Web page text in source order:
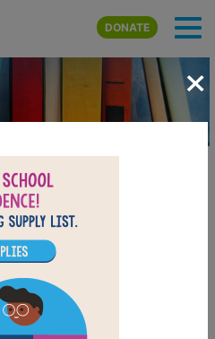
Skip to main content
DONATE
×